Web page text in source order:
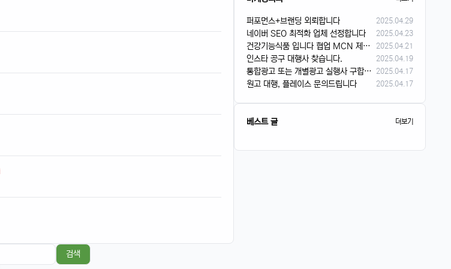
검색
퍼포먼스+브랜딩 외뢰합니다 2025.04.29
네이버 SEO 최적화 업체 선정합니다 2025.04.23
건강기능식품 입니다 협업 MCN 제안 해주셨으면 합니다 2025.04.21
인스타 공구 대행사 찾습니다. 2025.04.19
통합광고 또는 개별광고 실행사 구합니다. 2025.04.17
원고 대행, 플레이스 문의드립니다 2025.04.17
베스트 글 더보기